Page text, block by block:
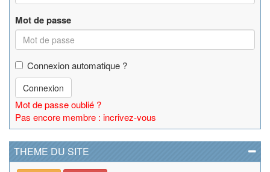
Mot de passe
Connexion automatique ?
Connexion
Mot de passe oublié ?
Pas encore membre : incrivez-vous
THEME DU SITE